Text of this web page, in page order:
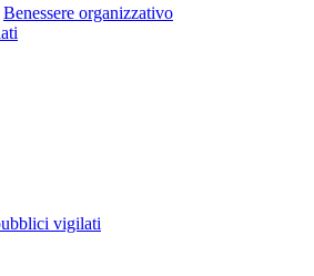
Benessere organizzativo
vigilati